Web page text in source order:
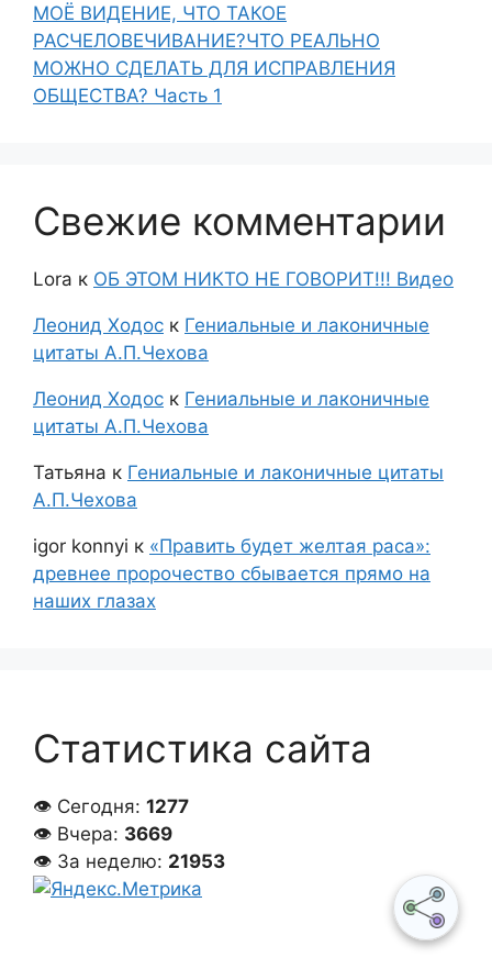
МОЁ ВИДЕНИЕ, ЧТО ТАКОЕ
РАСЧЕЛОВЕЧИВАНИЕ?ЧТО РЕАЛЬНО
МОЖНО СДЕЛАТЬ ДЛЯ ИСПРАВЛЕНИЯ
ОБЩЕСТВА? Часть 1
Свежие комментарии
Lora к ОБ ЭТОМ НИКТО НЕ ГОВОРИТ!!! Видео
Леонид Ходос к Гениальные и лаконичные
цитаты А.П.Чехова
Леонид Ходос к Гениальные и лаконичные
цитаты А.П.Чехова
Татьяна к Гениальные и лаконичные цитаты
А.П.Чехова
igor konnyi к «Править будет желтая раса»:
древнее пророчество сбывается прямо на
наших глазах
Статистика сайта
👁 Сегодня: 1277
👁 Вчера: 3669
👁 За неделю: 21953